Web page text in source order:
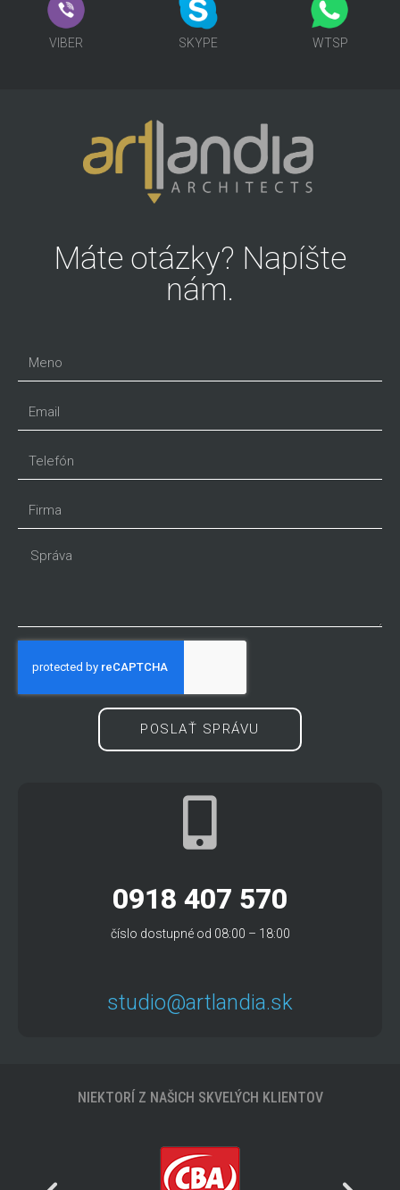
VIBER
VIBER
SKP
SKYPE
MSG
WTSP
Máte otázky? Napíšte
nám.
POSLAŤ SPRÁVU
0918 407 570
číslo dostupné od 08:00 – 18:00
studio@artlandia.sk
NIEKTORÍ Z NAŠICH SKVELÝCH KLIENTOV